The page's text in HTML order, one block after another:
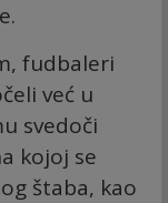
fudbaleri
već u
svedoči
kojoj se
štaba, kao